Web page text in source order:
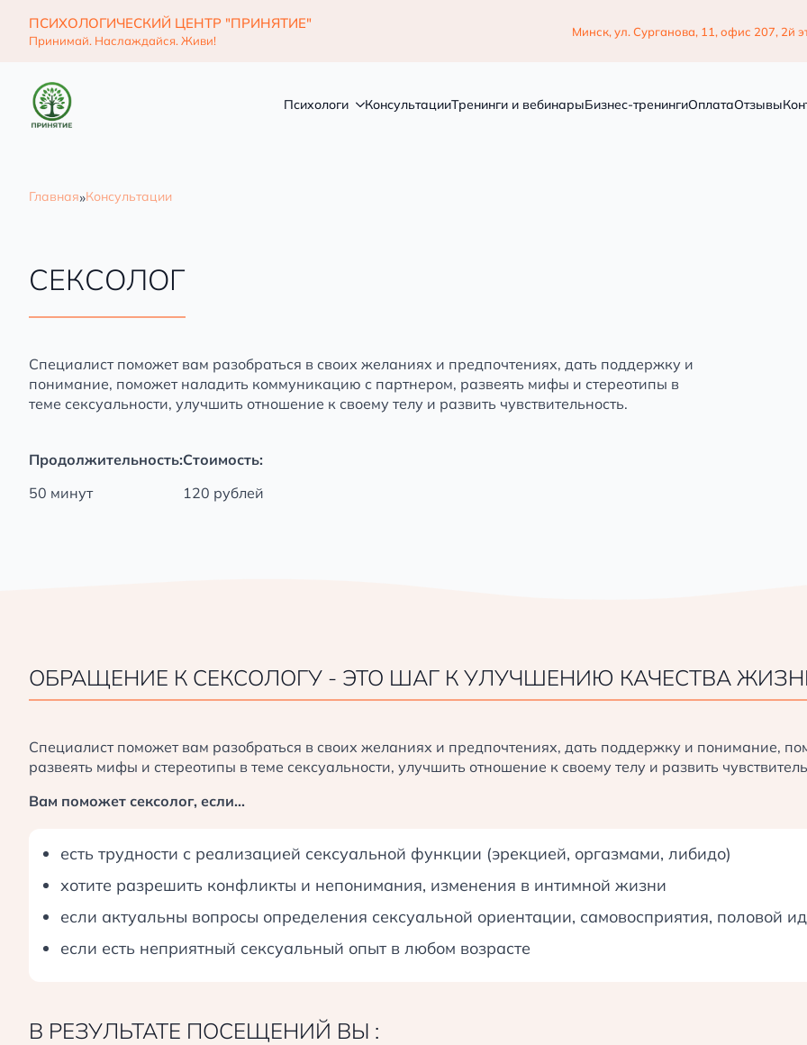
ПСИХОЛОГИЧЕСКИЙ ЦЕНТР "ПРИНЯТИЕ"
Принимай. Наслаждайся. Живи!
Минск, ул. Сурганова, 11, офис 207, 2й
Психологи КонсультацииТренинги и вебинарыБизнес-тренингиОплатаОтзывы
Бизнес-тренинги Оплата Отзывы
Главная»Консультации
СЕКСОЛОГ
Специалист поможет вам разобраться в своих желаниях и предпочтениях, дать поддержку и
понимание, поможет наладить коммуникацию с партнером, развеять мифы и стереотипы в
теме сексуальности, улучшить отношение к своему телу и развить чувствительность.
Продолжительность:
50 минут
Стоимость:
120 рублей
ОБРАЩЕНИЕ К СЕКСОЛОГУ - ЭТО ШАГ К УЛУЧШЕНИЮ КАЧЕСТВА
Сбор информации о семье и выявление проблем.
Определение целей и задач терапии.
Оценка достигнутых результатов и корректировка плана, если необходимо.
Специалист поможет вам разобраться в своих желаниях и предпочтениях, дать поддержку и понимание,
развеять мифы и стереотипы в теме сексуальности, улучшить отношение к своему телу и развить
Вам поможет сексолог, если...
есть трудности с реализацией сексуальной функции (эрекцией, оргазмами, либидо)
хотите разрешить конфликты и непонимания, изменения в интимной жизни
если актуальны вопросы определения сексуальной ориентации, самовосприятия, половой
если есть неприятный сексуальный опыт в любом возрасте
В РЕЗУЛЬТАТЕ ПОСЕЩЕНИЙ ВЫ :